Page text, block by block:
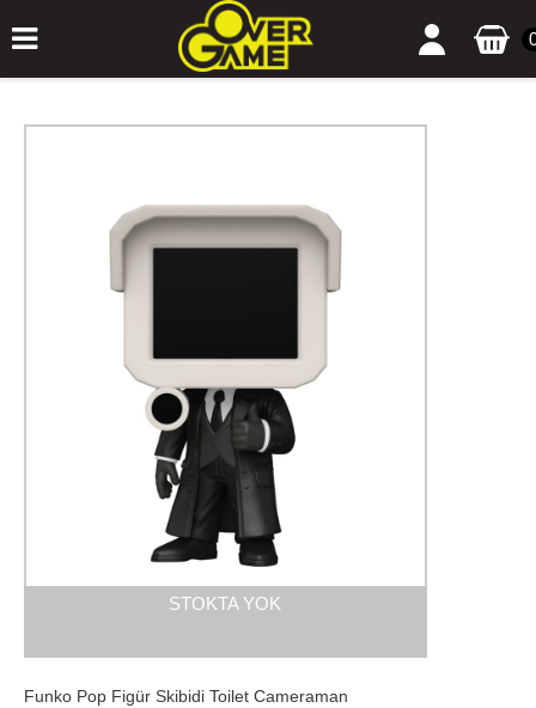
STOKTA YOK
Funko Pop Figür Skibidi Toilet Cameraman